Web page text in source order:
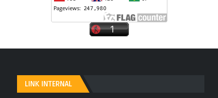
LINK INTERNAL